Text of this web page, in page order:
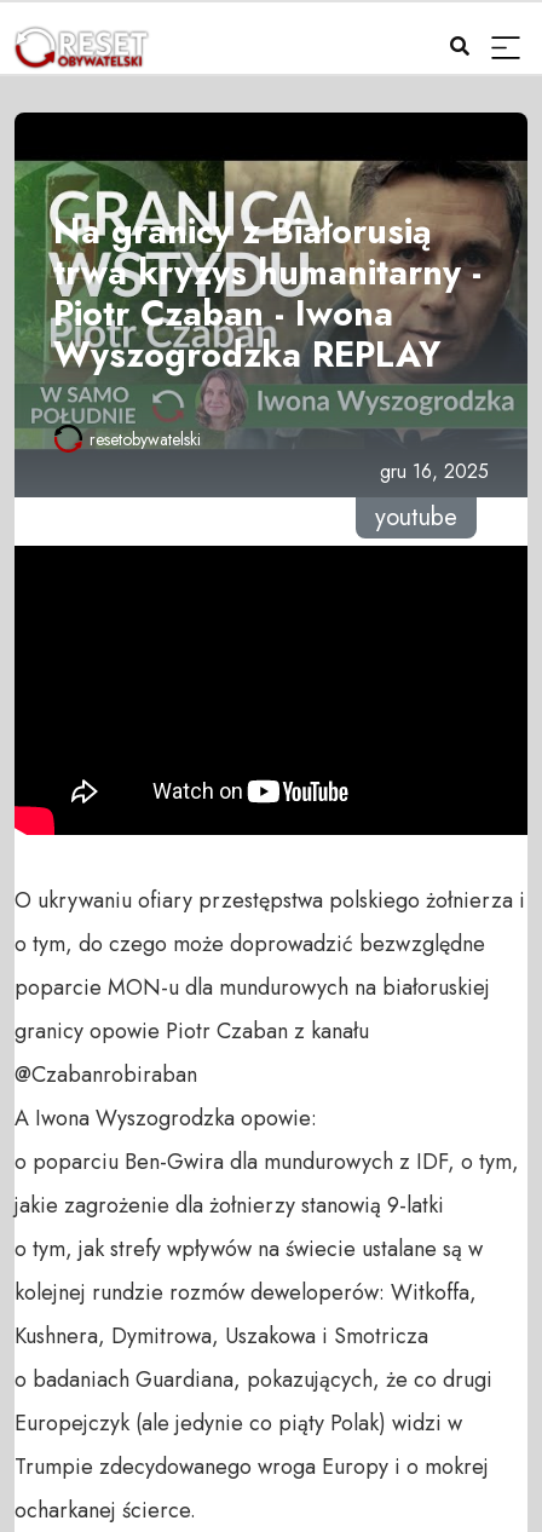
Na granicy z Białorusią
trwa kryzys humanitarny -
Piotr Czaban - Iwona
Wyszogrodzka REPLAY
resetobywatelski
gru 16, 2025
youtube
O ukrywaniu ofiary przestępstwa polskiego żołnierza i
o tym, do czego może doprowadzić bezwzględne
poparcie MON-u dla mundurowych na białoruskiej
granicy opowie Piotr Czaban z kanału
‪@Czabanrobiraban
A Iwona Wyszogrodzka opowie:
o poparciu Ben-Gwira dla mundurowych z IDF, o tym,
jakie zagrożenie dla żołnierzy stanowią 9-latki
o tym, jak strefy wpływów na świecie ustalane są w
kolejnej rundzie rozmów deweloperów: Witkoffa,
Kushnera, Dymitrowa, Uszakowa i Smotricza
o badaniach Guardiana, pokazujących, że co drugi
Europejczyk (ale jedynie co piąty Polak) widzi w
Trumpie zdecydowanego wroga Europy i o mokrej
ocharkanej ścierce.